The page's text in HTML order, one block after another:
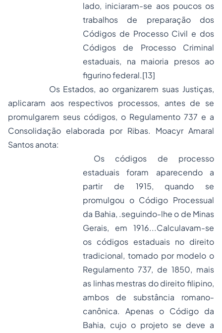
lado, iniciaram-se aos poucos os
trabalhos de preparação dos
Códigos de Processo Civil e dos
Códigos de Processo Criminal
estaduais, na maioria presos ao
figurino federal.[13]
Os Estados, ao organizarem suas Justiças,
aplicaram aos respectivos processos, antes de se
promulgarem seus códigos, o Regulamento 737 e a
Consolidação elaborada por Ribas. Moacyr Amaral
Santos anota:
Os códigos de processo
estaduais foram aparecendo a
partir de 1915, quando se
promulgou o Código Processual
da Bahia, .seguindo-lhe o de Minas
Gerais, em 1916...Calculavam-se
os códigos estaduais no direito
tradicional, tomado por modelo o
Regulamento 737, de 1850, mais
as linhas mestras do direito filipino,
ambos de substância romano-
canônica. Apenas o Código da
Bahia, cujo o projeto se deve a